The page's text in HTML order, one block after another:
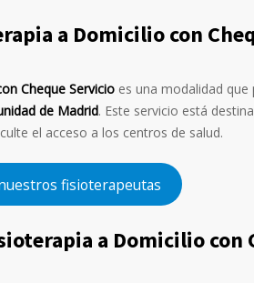
a Domicilio con
Cheque Servicio es una modalidad
de Madrid. Este servicio está
el acceso a los centros de salud.
fisioterapeutas
a Domicilio con